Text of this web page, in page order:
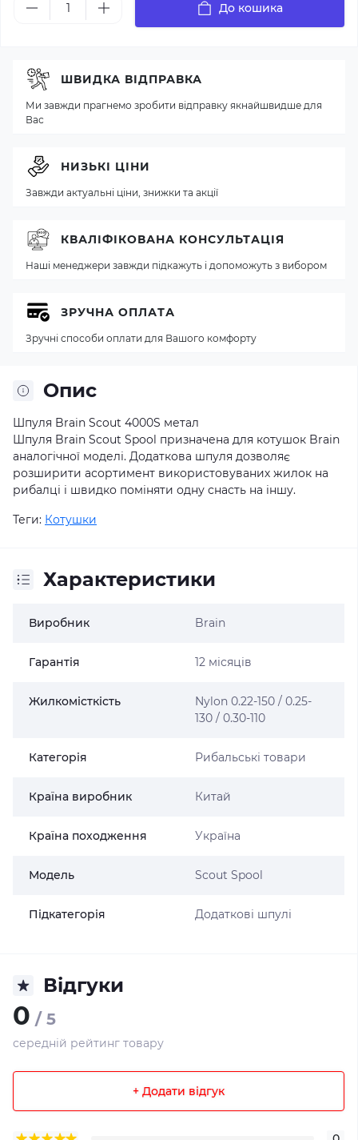
До кошика
Опис
Шпуля Brain Scout 4000S метал
Шпуля Brain Scout Spool призначена для котушок Brain
аналогічної моделі. Додаткова шпуля дозволяє
розширити асортимент використовуваних жилок на
рибалці і швидко поміняти одну снасть на іншу.
Теги: Котушки
Характеристики
Виробник Brain
Гарантія 12 місяців
Жилкомісткість
Nylon 0.22-150 / 0.25-
130 / 0.30-110
Категорія Рибальські товари
Країна виробник Китай
Країна походження Україна
Модель Scout Spool
Підкатегорія Додаткові шпулі
Відгуки
0 / 5
середній рейтинг товару
+ Додати відгук
ШВИДКА ВІДПРАВКА
Ми завжди прагнемо зробити відправку якнайшвидше для
Вас
НИЗЬКІ ЦІНИ
Завжди актуальні ціни, знижки та акції
КВАЛІФІКОВАНА КОНСУЛЬТАЦІЯ
Наші менеджери завжди підкажуть і допоможуть з вибором
ЗРУЧНА ОПЛАТА
Зручні способи оплати для Вашого комфорту